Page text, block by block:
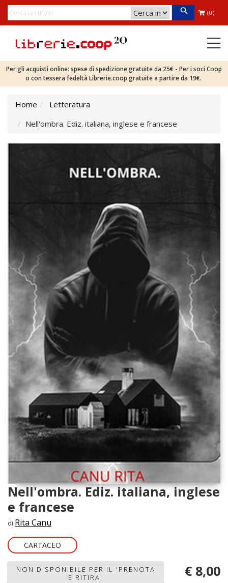
(0)
Per gli acquisti online: spese di spedizione gratuite da 25€ - Per i soci Coop
o con tessera fedeltà Librerie.coop gratuite a partire da 19€.
Home
Letteratura
Nell'ombra. Ediz. italiana, inglese e francese
Nell'ombra. Ediz. italiana, inglese
e francese
di Rita Canu
CARTACEO
NON DISPONIBILE PER IL 'PRENOTA
E RITIRA'
€ 8,00